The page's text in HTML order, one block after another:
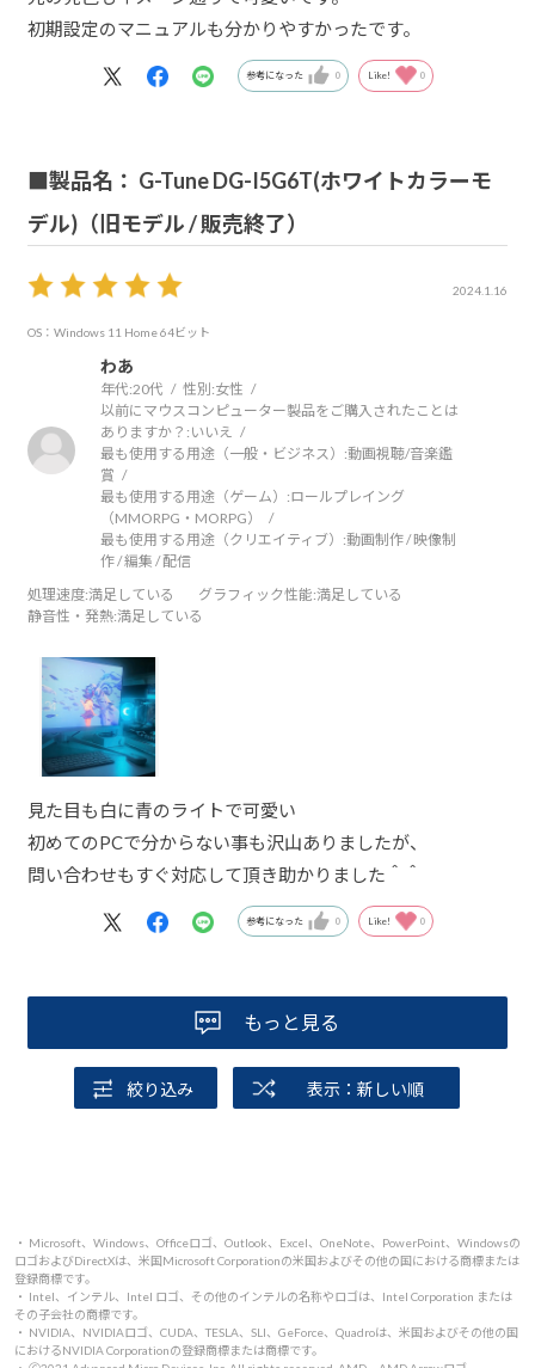
初期設定のマニュアルも分かりやすかったです。
参考になった 0 Like! 0
■製品名： G-Tune DG-I5G6T(ホワイトカラーモ
デル)（旧モデル / 販売終了）
2024.1.16
OS：Windows 11 Home 64ビット
わあ
年代:20代 性別:女性
以前にマウスコンピューター製品をご購入されたことは
ありますか？: いいえ
最も使用する用途（一般・ビジネス）:動画視聴/音楽鑑
賞
最も使用する用途（ゲーム）:ロールプレイング
（MMORPG・MORPG）
最も使用する用途（クリエイティブ）:動画制作 / 映像制
作 / 編集 / 配信
処理速度:満足している グラフィック性能:満足している
静音性・発熱:満足している
見た目も白に青のライトで可愛い
初めてのPCで分からない事も沢山ありましたが、
問い合わせもすぐ対応して頂き助かりました＾＾
参考になった 0 Like! 0
もっと見る
絞り込み 表示：新しい順
・ Microsoft、Windows、Officeロゴ、Outlook、Excel、OneNote、PowerPoint、Windowsの
ロゴおよびDirectXは、米国Microsoft Corporationの米国およびその他の国における商標または
登録商標です。
・ Intel、インテル、Intel ロゴ、その他のインテルの名称やロゴは、Intel Corporation または
その子会社の商標です。
・ NVIDIA、NVIDIAロゴ、CUDA、TESLA、SLI、GeForce、Quadroは、米国およびその他の国
におけるNVIDIA Corporationの登録商標または商標です。